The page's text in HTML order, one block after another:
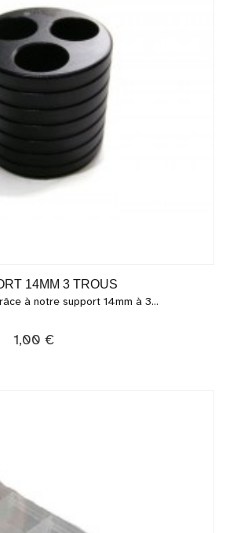
14MM 3 TROUS
à notre support 14mm à 3...
1,00 €